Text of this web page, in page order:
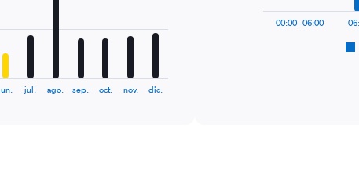
jul. ago. sep. oct. nov. dic.
00:00 - 06:00